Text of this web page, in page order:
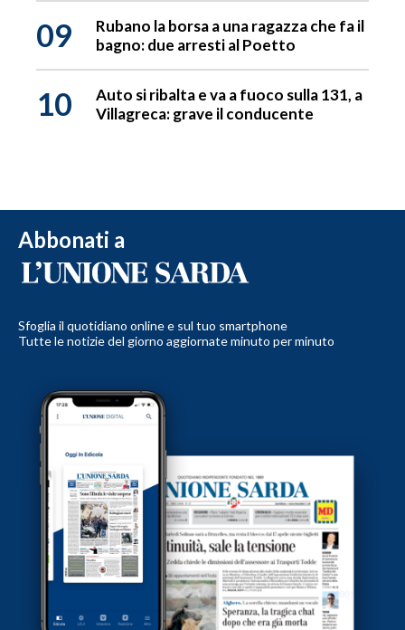
09
Rubano la borsa a una ragazza che fa il
bagno: due arresti al Poetto
10
Auto si ribalta e va a fuoco sulla 131, a
Villagreca: grave il conducente
Abbonati a
Sfoglia il quotidiano online e sul tuo smartphone
Tutte le notizie del giorno aggiornate minuto per minuto